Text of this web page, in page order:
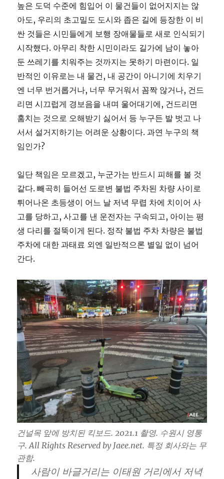
높은 도덕 수준에 힘입어 이 물건들이 없어지지는 않
아도, 우리의 초고밀도 도시와 좁은 길에 등장한 이 비
싼 것들은 시민들에게 보행 장애물들로 새로 인식되기
시작했다. 아무리 착한 시민이라도 길가에 남이 놓아
둔 쓰레기를 치워주는 것까지는 못하기 마련이다. 일
반적인 이유로는 내 물건, 내 공간이 아니기에 치우기
엔 너무 번거롭거나, 너무 무거워서 꼼짝 않거나, 건드
리면 시끄럽게 경보음을 내며 울어대기에, 건드리면
훔치는 것으로 오해받기 싫어서 등 누구든 발 벗고 나
서서 설거지하기는 어려운 상황이다. 과연 누구의 책
임인가?
일단 책임은 모르겠고, 누군가는 반드시 피해를 볼 것
같다. 빼곡히 들어선 도로변 불법 주차된 차량 사이로
튀어나온 초등생이 어느 날 저녁 무렵 차에 치이어 사
고를 당하고, 사고를 낸 운전자는 구속되고, 아이는 평
생 다리를 절뚝이게 된다. 정작 불법 주차 차량은 불법
주차에 대한 과태료 외엔 일반적으론 별일 없이 넘어
간다.
건널목 앞에 방치된 킥보드. 2021.1 촬영. 수원시 영통
구. All Rights Reserved by Jaee.net. 특정 회사와는 무
관함.
사람이 바글거리는 이태원 거리에서 저녁